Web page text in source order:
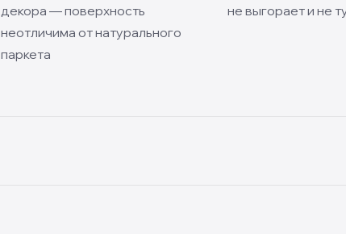
декора — поверхность
неотличима от натурального
паркета
не выгорает и не